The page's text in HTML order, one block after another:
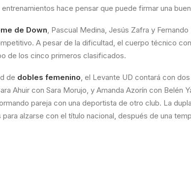
hace pensar que puede firmar una
de Down, Pascual Medina, Jesús Zafra y
A pesar de la dificultad, el cuerpo técnico
de los cinco primeros clasificados.
de dobles femenino, el Levante UD contará con
Ahuir con Sara Morujo, y Amanda Azorín con Belén
pareja con una deportista de otro club. La
alzarse con el título nacional, después de una